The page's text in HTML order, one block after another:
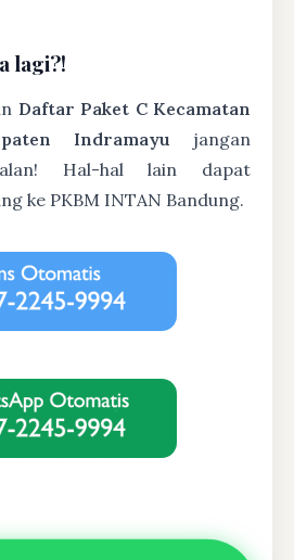
lagi?!
Daftar Paket C Kecamatan
Indramayu jangan
Hal-hal lain dapat
ke PKBM INTAN Bandung.